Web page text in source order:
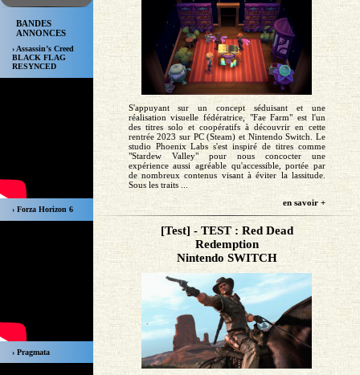
BANDES
ANNONCES
› Assassin’s Creed
BLACK FLAG
RESYNCED
› Forza Horizon 6
› Pragmata
S'appuyant sur un concept séduisant et une
réalisation visuelle fédératrice, "Fae Farm" est l'un
des titres solo et coopératifs à découvrir en cette
rentrée 2023 sur PC (Steam) et Nintendo Switch. Le
studio Phoenix Labs s'est inspiré de titres comme
"Stardew Valley" pour nous concocter une
expérience aussi agréable qu'accessible, portée par
de nombreux contenus visant à éviter la lassitude.
Sous les traits ...
en savoir +
[Test] - TEST : Red Dead
Redemption
Nintendo SWITCH